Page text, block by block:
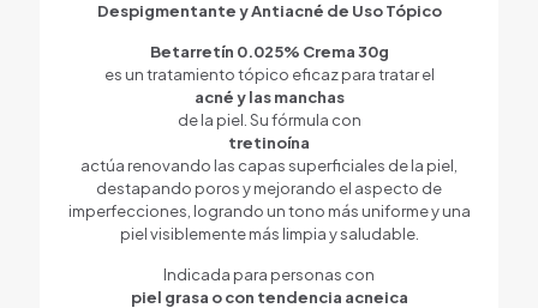
Despigmentante y Antiacné de Uso Tópico
Betarretín 0.025% Crema 30g
es un tratamiento tópico eficaz para tratar el
acné y las manchas
de la piel. Su fórmula con
tretinoína
actúa renovando las capas superficiales de la piel,
destapando poros y mejorando el aspecto de
imperfecciones, logrando un tono más uniforme y una
piel visiblemente más limpia y saludable.
Indicada para personas con
piel grasa o con tendencia acneica